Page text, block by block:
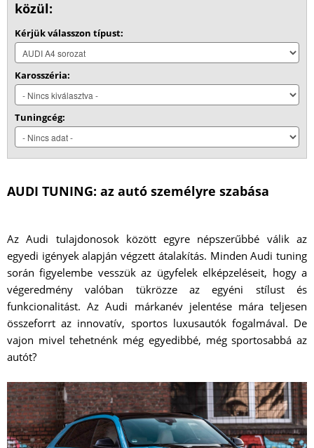
közül:
Kérjük válasszon típust:
Karosszéria:
Tuningcég:
AUDI TUNING: az autó személyre szabása
Az Audi tulajdonosok között egyre népszerűbbé válik az
egyedi igények alapján végzett átalakítás. Minden Audi tuning
során figyelembe vesszük az ügyfelek elképzeléseit, hogy a
végeredmény valóban tükrözze az egyéni stílust és
funkcionalitást. Az Audi márkanév jelentése mára teljesen
összeforrt az innovatív, sportos luxusautók fogalmával. De
vajon mivel tehetnénk még egyedibbé, még sportosabbá az
autót?